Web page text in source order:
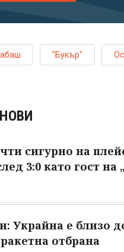
"Букър"
сигурно на
3:0 като гост на
Украйна е близо
отбрана